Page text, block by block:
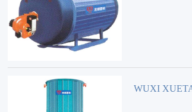
WUXI